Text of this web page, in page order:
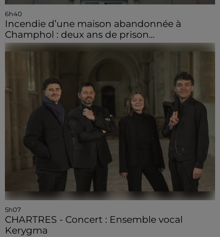
6h40
Incendie d’une maison abandonnée à
Champhol : deux ans de prison...
5h07
CHARTRES - Concert : Ensemble vocal
Kerygma